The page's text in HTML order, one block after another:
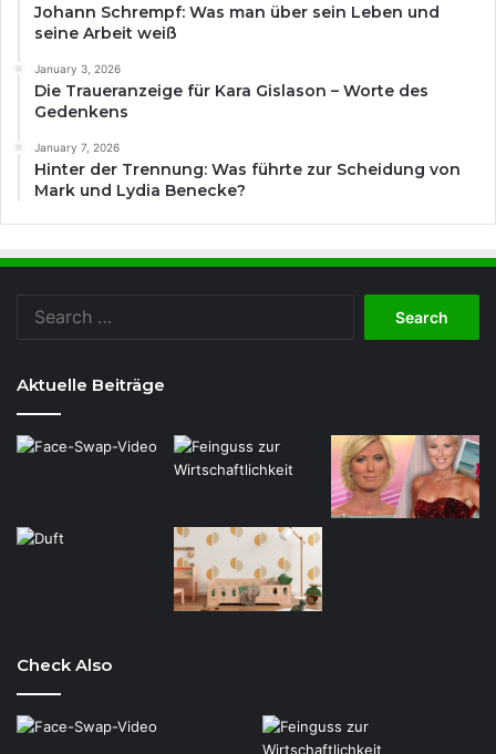
Johann Schrempf: Was man über sein Leben und
seine Arbeit weiß
January 3, 2026
Die Traueranzeige für Kara Gislason – Worte des
Gedenkens
January 7, 2026
Hinter der Trennung: Was führte zur Scheidung von
Mark und Lydia Benecke?
Aktuelle Beiträge
Check Also